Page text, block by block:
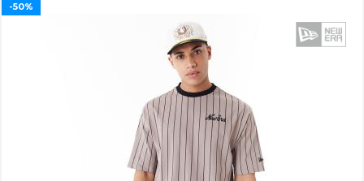
-50%